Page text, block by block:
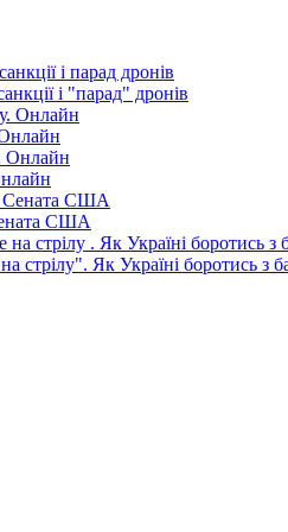
і "парад" дронів
США
стрілу". Як Україні боротись з